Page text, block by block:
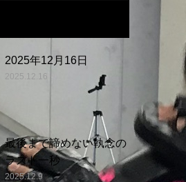
2025年12月16日
2025.12.16
最後まで諦めない執念の
ラスト一秒
2025.12.9